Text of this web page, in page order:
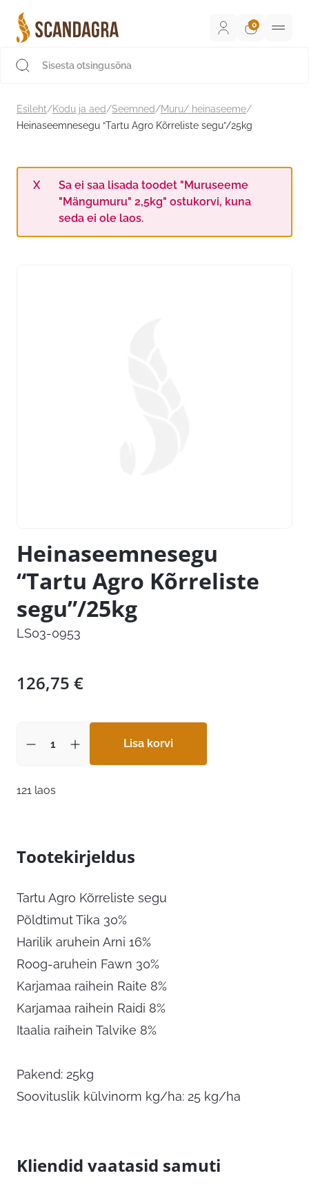
sisu
juurde
Esileht/Kodu ja aed/Seemned/Muru/ heinaseeme/
Heinaseemnesegu “Tartu Agro Kõrreliste segu”/25kg
Sa ei saa lisada toodet "Muruseeme
"Mängumuru" 2,5kg" ostukorvi, kuna
seda ei ole laos.
Heinaseemnesegu
“Tartu Agro Kõrreliste
segu”/25kg
LS03-0953
126,75 €
Lisa korvi
121 laos
Tootekirjeldus
Tartu Agro Kõrreliste segu
Põldtimut Tika 30%
Harilik aruhein Arni 16%
Roog-aruhein Fawn 30%
Karjamaa raihein Raite 8%
Karjamaa raihein Raidi 8%
Itaalia raihein Talvike 8%
Pakend: 25kg
Soovituslik külvinorm kg/ha: 25 kg/ha
Kliendid vaatasid samuti